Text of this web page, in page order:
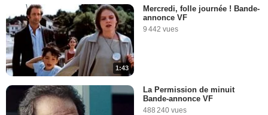
1:43
Mercredi, folle journée ! Bande-
annonce VF
9 442 vues
La Permission de minuit
Bande-annonce VF
488 240 vues